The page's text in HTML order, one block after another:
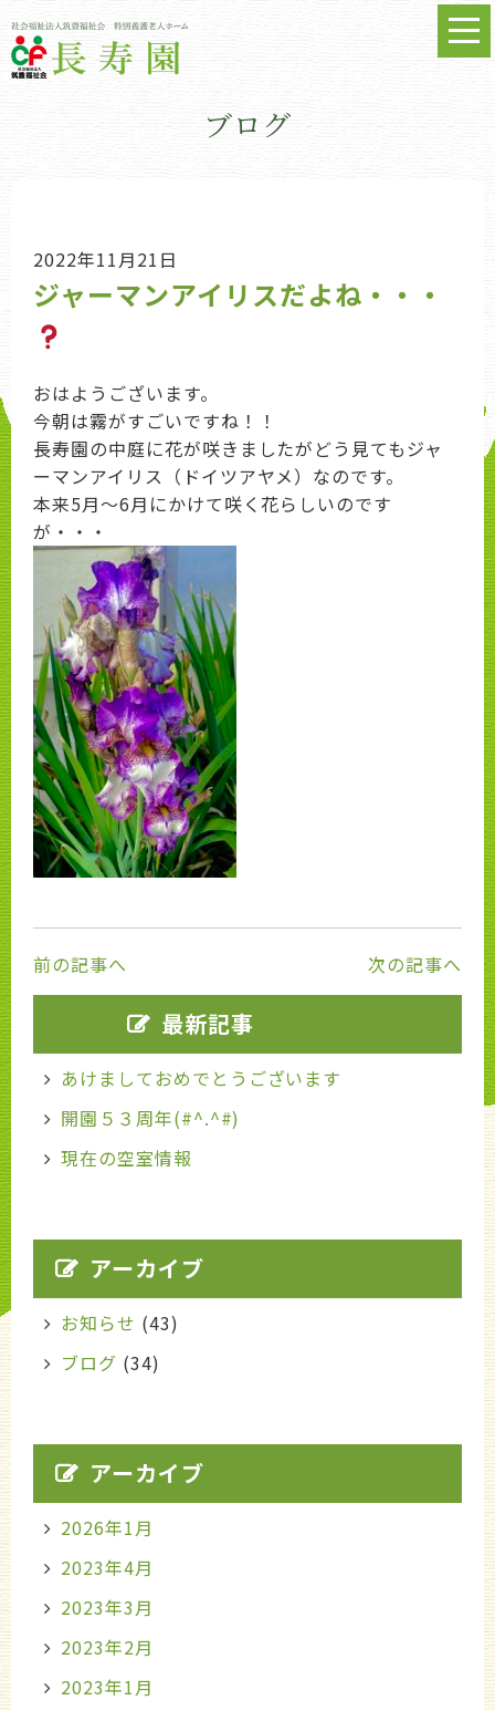
ブログ
2022年11月21日
ジャーマンアイリスだよね・・・
おはようございます。
今朝は霧がすごいですね！！
長寿園の中庭に花が咲きましたがどう見てもジャ
ーマンアイリス（ドイツアヤメ）なのです。
本来5月～6月にかけて咲く花らしいのです
が・・・
前の記事へ 次の記事へ
最新記事
あけましておめでとうございます
開園５３周年(#^.^#)
現在の空室情報
アーカイブ
お知らせ (43)
ブログ (34)
アーカイブ
2026年1月
2023年4月
2023年3月
2023年2月
2023年1月